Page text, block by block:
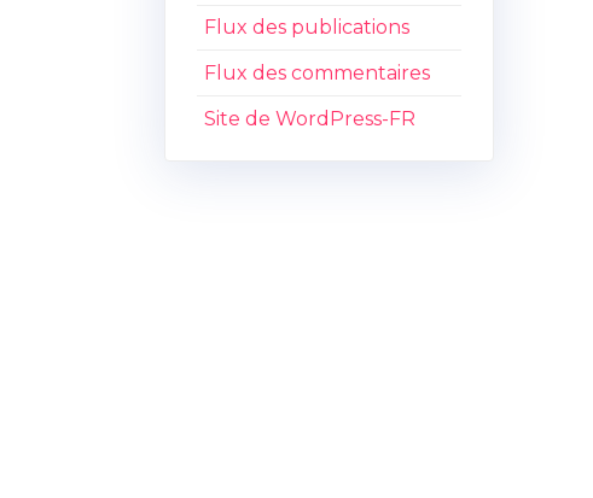
Flux des publications
Flux des commentaires
Site de WordPress-FR